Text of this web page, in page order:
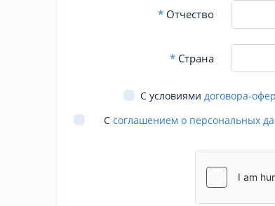
*Отчество
*Страна
С условиями договора-
С соглашением о персональных